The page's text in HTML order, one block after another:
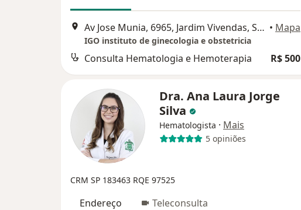
Av Jose Munia, 6965, Jardim Vivendas, São José do Rio Preto • Mapa
IGO instituto de ginecologia e obstetricia
Consulta Hematologia e Hemoterapia R$ 500
Dra. Ana Laura Jorge
Silva
Hematologista · Mais
5 opiniões
CRM SP 183463 RQE 97525
Endereço Teleconsulta